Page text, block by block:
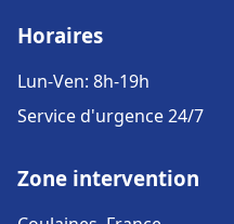
Horaires
Lun-Ven: 8h-19h
Service d'urgence 24/7
Zone intervention